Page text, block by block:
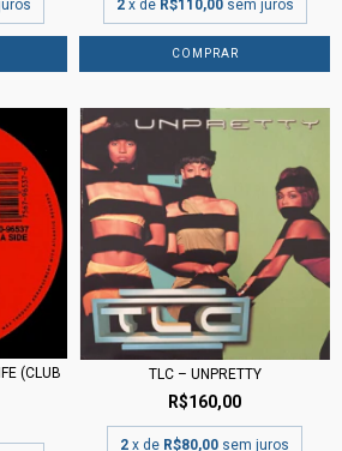
2 x de R$110,00 sem juros
(CLUB
TLC – UNPRETTY
R$160,00
2 x de R$80,00 sem juros